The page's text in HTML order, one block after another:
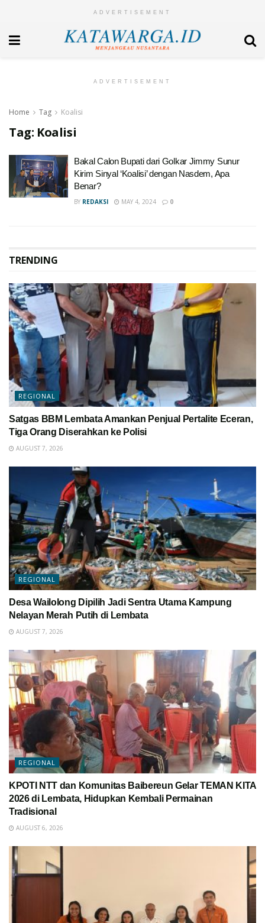
ADVERTISEMENT
ADVERTISEMENT
Home Tag Koalisi
Tag: Koalisi
Bakal Calon Bupati dari Golkar Jimmy Sunur
Kirim Sinyal ‘Koalisi’ dengan Nasdem, Apa
Benar?
BY REDAKSI MAY 4, 2024 0
TRENDING
REGIONAL
Satgas BBM Lembata Amankan Penjual Pertalite Eceran,
Tiga Orang Diserahkan ke Polisi
AUGUST 7, 2026
REGIONAL
Desa Wailolong Dipilih Jadi Sentra Utama Kampung
Nelayan Merah Putih di Lembata
AUGUST 7, 2026
REGIONAL
KPOTI NTT dan Komunitas Baibereun Gelar TEMAN KITA
2026 di Lembata, Hidupkan Kembali Permainan
Tradisional
AUGUST 6, 2026